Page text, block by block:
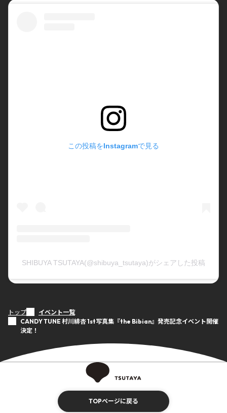
トップ
イベント一覧
CANDY TUNE 村川緋杏 1st写真集『the Bibian』発売記念イベント開催
決定！
この投稿をInstagramで見る
SHIBUYA TSUTAYA(@shibuya_tsutaya)がシェアした投稿
TOPページに戻る